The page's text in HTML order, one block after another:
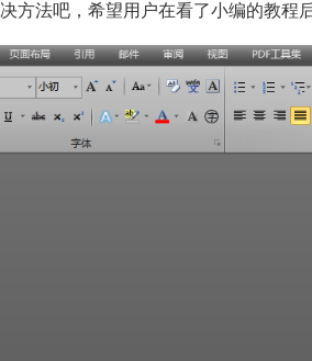
方法吧，希望用户在看了小编的教程